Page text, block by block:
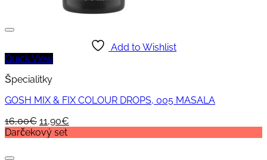
Add to Wishlist
Quick View
Špecialitky
GOSH MIX & FIX COLOUR DROPS, 005 MASALA
16,00€ Original
price
11,90€
Darčekový set